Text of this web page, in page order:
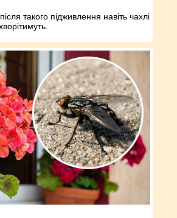
такого підживлення навіть чахлі